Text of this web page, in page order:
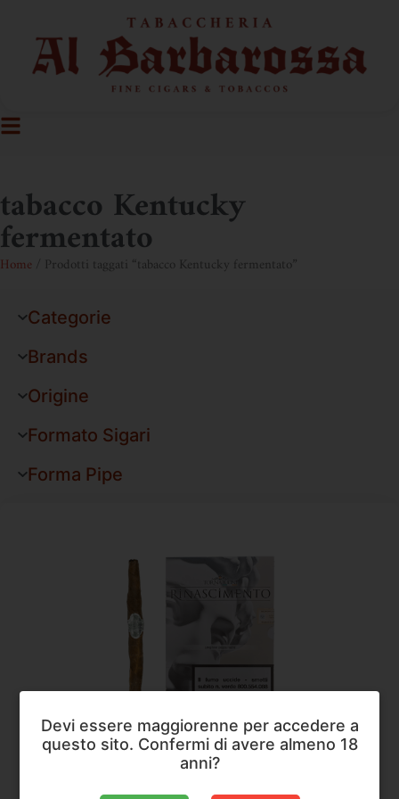
tabacco Kentucky
fermentato
Home / Prodotti taggati “tabacco Kentucky fermentato”
Categorie
Brands
Origine
Formato Sigari
Forma Pipe
Sigari,Tornabuoni
Tornabuoni Rinascimento Doppia Fascia
Devi essere maggiorenne per accedere a
questo sito. Confermi di avere almeno 18
anni?